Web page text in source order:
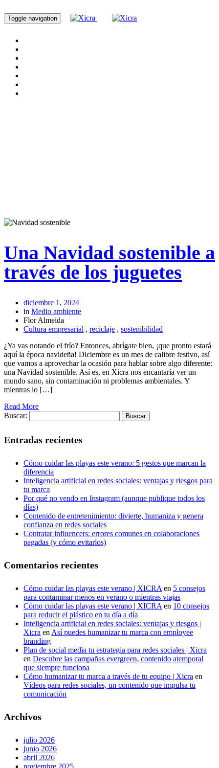
Toggle navigation
Una Navidad sostenible a
través de los juguetes
diciembre 1, 2024
in Medio ambiente
Flor Almeida
Cultura empresarial , reciclaje , sostenibilidad
¿Ya vas notando el frío? Entonces, abrígate bien, ¡que pronto estará
aquí la época navideña! Diciembre es un mes de calibre festivo, así
que vamos a aprovechar la ocasión para hablar sobre algo diferente:
una Navidad sostenible. Así es, en Xicra nos encantaría ver un
mundo sano, sin contaminación ni problemas ambientales. Y
mientras lo […]
Read More
Buscar:
Entradas recientes
Cómo cuidar las playas este verano: 5 gestos que marcan la
diferencia
Inteligencia artificial en redes sociales: ventajas y riesgos para
tu marca
Por qué no vendo en Instagram (aunque publique todos los
días)
Contenido de entretenimiento: divierte, humaniza y genera
confianza en redes sociales
Contratar influencers: errores comunes en colaboraciones
pagadas (y cómo evitarlos)
Comentarios recientes
Cómo cuidar las playas este verano | XICRA en 5 consejos
para contaminar menos en verano o mientras viajas
Cómo cuidar las playas este verano | XICRA en 10 consejos
para reducir el plástico en tu día a día
Inteligencia artificial en redes sociales: ventajas y riesgos |
Xicra en Así puedes humanizar tu marca con employee
branding
Plan de social media tu estrategia para redes sociales | Xicra
en Descubre las campañas evergreen, contenido atemporal
que siempre funciona
Cómo humanizar tu marca a través de tu equipo | Xicra en
Vídeos para redes sociales, un contenido que impulsa tu
comunicación
Archivos
julio 2026
junio 2026
abril 2026
noviembre 2025